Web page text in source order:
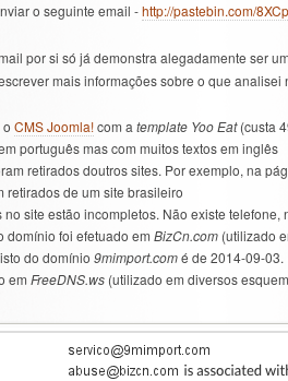
o seguinte email -http://pastebin.com/
por si só já demonstra alegadamente ser
mais informações sobre o que analisei
CMS Joomla!com a template Yoo Eat(custa
português mas com muitos textos em inglês
retirados doutros sites. Por exemplo, na
retirados de um site brasileiro
no site estão incompletos. Não existe telefone,
domínio foi efetuado em BizCn.com (utilizado
do domínio 9mimport.comé de 2014-09-03.
em FreeDNS.ws (utilizado em diversos